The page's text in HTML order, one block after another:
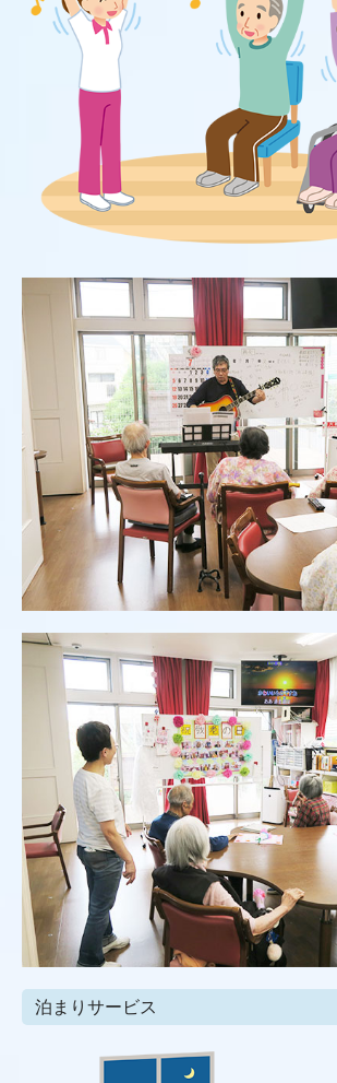
泊まりサービス